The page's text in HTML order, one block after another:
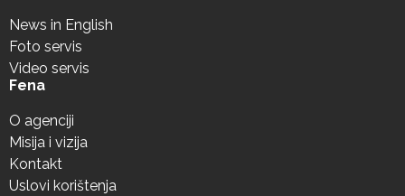
News in English
Foto servis
Video servis
Fena
O agenciji
Misija i vizija
Kontakt
Uslovi korištenja